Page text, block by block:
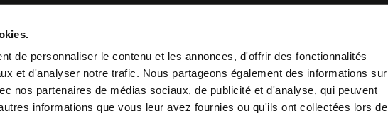
de personnaliser le contenu et les annonces, d'offrir des fonctionnalités
et d'analyser notre trafic. Nous partageons également des informations sur
nos partenaires de médias sociaux, de publicité et d'analyse, qui peuvent
informations que vous leur avez fournies ou qu'ils ont collectées lors de